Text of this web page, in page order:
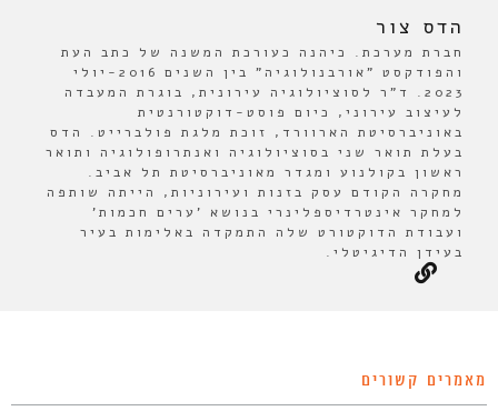
הדס צור
חברת מערכת. כיהנה כעורכת המשנה של כתב העת
והפודקסט "אורבנולוגיה" בין השנים 2016-יולי
2023. ד"ר לסוציולוגיה עירונית, בוגרת המעבדה
לעיצוב עירוני, כיום פוסט-דוקטורנטית
באוניברסיטת הארוורד, זוכת מלגת פולברייט. הדס
בעלת תואר שני בסוציולוגיה ואנתרופולוגיה ותואר
ראשון בקולנוע ומגדר מאוניברסיטת תל אביב.
מחקרה הקודם עסק בזנות ועירוניות, הייתה שותפה
למחקר אינטרדיספלינרי בנושא 'ערים חכמות'
ועבודת הדוקטורט שלה התמקדה באלימות בעיר
בעידן הדיגיטלי.
מאמרים קשורים